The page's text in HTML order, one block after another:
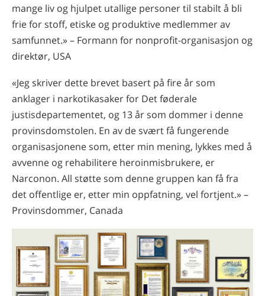
mange liv og hjulpet utallige personer til stabilt å bli
frie for stoff, etiske og produktive medlemmer av
samfunnet.» – Formann for nonprofit-organisasjon og
direktør, USA
«Jeg skriver dette brevet basert på fire år som
anklager i narkotikasaker for Det føderale
justisdepartementet, og 13 år som dommer i denne
provinsdomstolen. En av de svært få fungerende
organisasjonene som, etter min mening, lykkes med å
avvenne og rehabilitere heroinmisbrukere, er
Narconon. All støtte som denne gruppen kan få fra
det offentlige er, etter min oppfatning, vel fortjent.» –
Provinsdommer, Canada